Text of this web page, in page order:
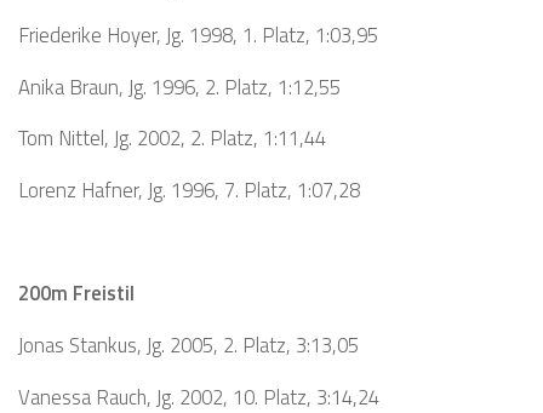
Friederike Hoyer, Jg. 1998, 1. Platz, 1:03,95
Anika Braun, Jg. 1996, 2. Platz, 1:12,55
Tom Nittel, Jg. 2002, 2. Platz, 1:11,44
Lorenz Hafner, Jg. 1996, 7. Platz, 1:07,28
200m Freistil
Jonas Stankus, Jg. 2005, 2. Platz, 3:13,05
Vanessa Rauch, Jg. 2002, 10. Platz, 3:14,24